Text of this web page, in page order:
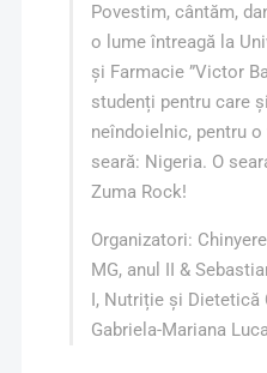
Povestim, cântăm,
o lume întreagă la
și Farmacie ”Victor
studenți pentru care
neîndoielnic, pentru o
seară: Nigeria. O
Zuma Rock!
Organizatori:
MG, anul II &
I, Nutriție și Dietetică
Gabriela-Mariana